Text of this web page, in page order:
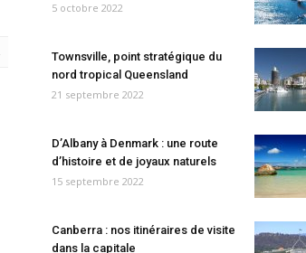
5 octobre 2022
Townsville, point stratégique du
nord tropical Queensland
21 septembre 2022
D’Albany à Denmark : une route
d’histoire et de joyaux naturels
15 septembre 2022
Canberra : nos itinéraires de visite
dans la capitale